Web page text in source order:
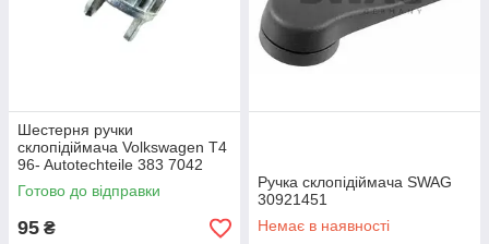
Шестерня ручки
склопідіймача Volkswagen T4
96- Autotechteile 383 7042
Готово до відправки
95 ₴
Ручка склопідіймача SWAG
30921451
Немає в наявності